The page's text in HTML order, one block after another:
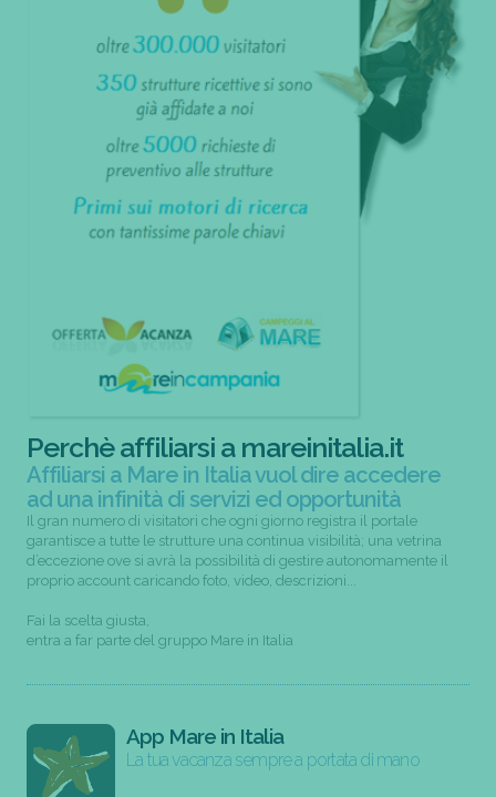
Perchè affiliarsi a mareinitalia.it
Affiliarsi a Mare in Italia vuol dire accedere
ad una infinità di servizi ed opportunità
Il gran numero di visitatori che ogni giorno registra il portale
garantisce a tutte le strutture una continua visibilità; una vetrina
d’eccezione ove si avrà la possibilità di gestire autonomamente il
proprio account caricando foto, video, descrizioni...
Fai la scelta giusta,
entra a far parte del gruppo Mare in Italia
App Mare in Italia
La tua vacanza sempre a portata di mano